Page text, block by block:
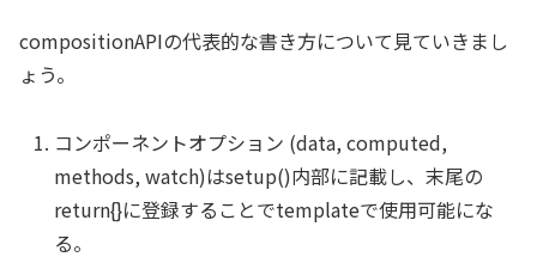
compositionAPIの代表的な書き方について見ていきまし
ょう。
コンポーネントオプション (data, computed,
methods, watch)はsetup()内部に記載し、末尾の
return{}に登録することでtemplateで使用可能にな
る。